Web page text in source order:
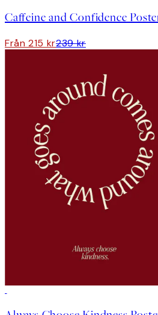
Caffeine and Confidence
Från 215 kr239 kr